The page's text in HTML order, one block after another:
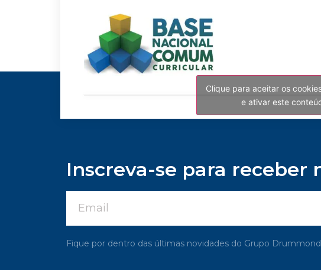
Clique para aceitar os
e ativar este
Inscreva-se para receber
Fique por dentro das últimas novidades do Grupo Drummond